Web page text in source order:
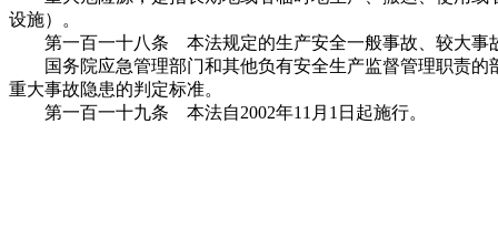
设施）。
第一百一十八条 本法规定的生产安全一般事故、较大事
国务院应急管理部门和其他负有安全生产监督管理职责的
重大事故隐患的判定标准。
第一百一十九条 本法自2002年11月1日起施行。